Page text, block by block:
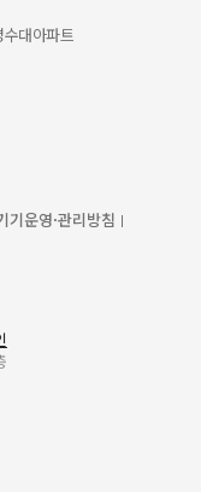
대아파트
기운영·관리방침